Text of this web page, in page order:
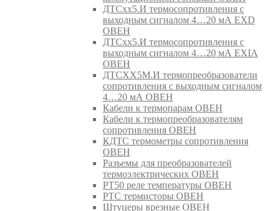
ДТСхх5.И термосопротивления с
выходным сигналом 4…20 мА EXD
ОВЕН
ДТСхх5.И термосопротивления с
выходным сигналом 4…20 мА EXIA
ОВЕН
ДТСХХ5М.И термопреобразователи
сопротивления с выходным сигналом
4…20 мА ОВЕН
Кабели к термопарам ОВЕН
Кабели к термопреобразователям
сопротивления ОВЕН
КДТС термометры сопротивления
ОВЕН
Разъемы для преобразователей
термоэлектрических ОВЕН
РТ50 реле температуры ОВЕН
РТС термисторы ОВЕН
Штуцеры врезные ОВЕН